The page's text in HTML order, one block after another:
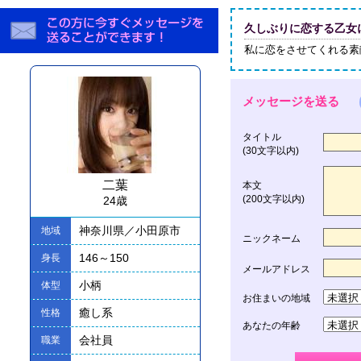
二葉
24歳
地域 神奈川県／小田原市
身長 146～150
体型 小柄
性格 癒し系
職業 会社員
久しぶりに恋する乙女
私に恋をさせてくれる
メッセージを送る
タイトル
(30文字以内)
本文
(200文字以内)
ニックネーム
メールアドレス
お住まいの地域
あなたの年齢